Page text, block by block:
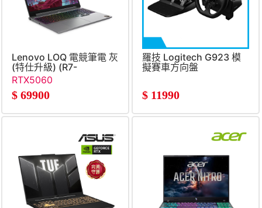
Lenovo LOQ 電競筆電 灰
(特仕升級) (R7-
250&#47;16G+16G&#47;512G+2TB
SSD&#47;RTX5060&#47;W11)
RTX5060
$ 69900
羅技 Logitech G923 模
擬賽車方向盤
$ 11990